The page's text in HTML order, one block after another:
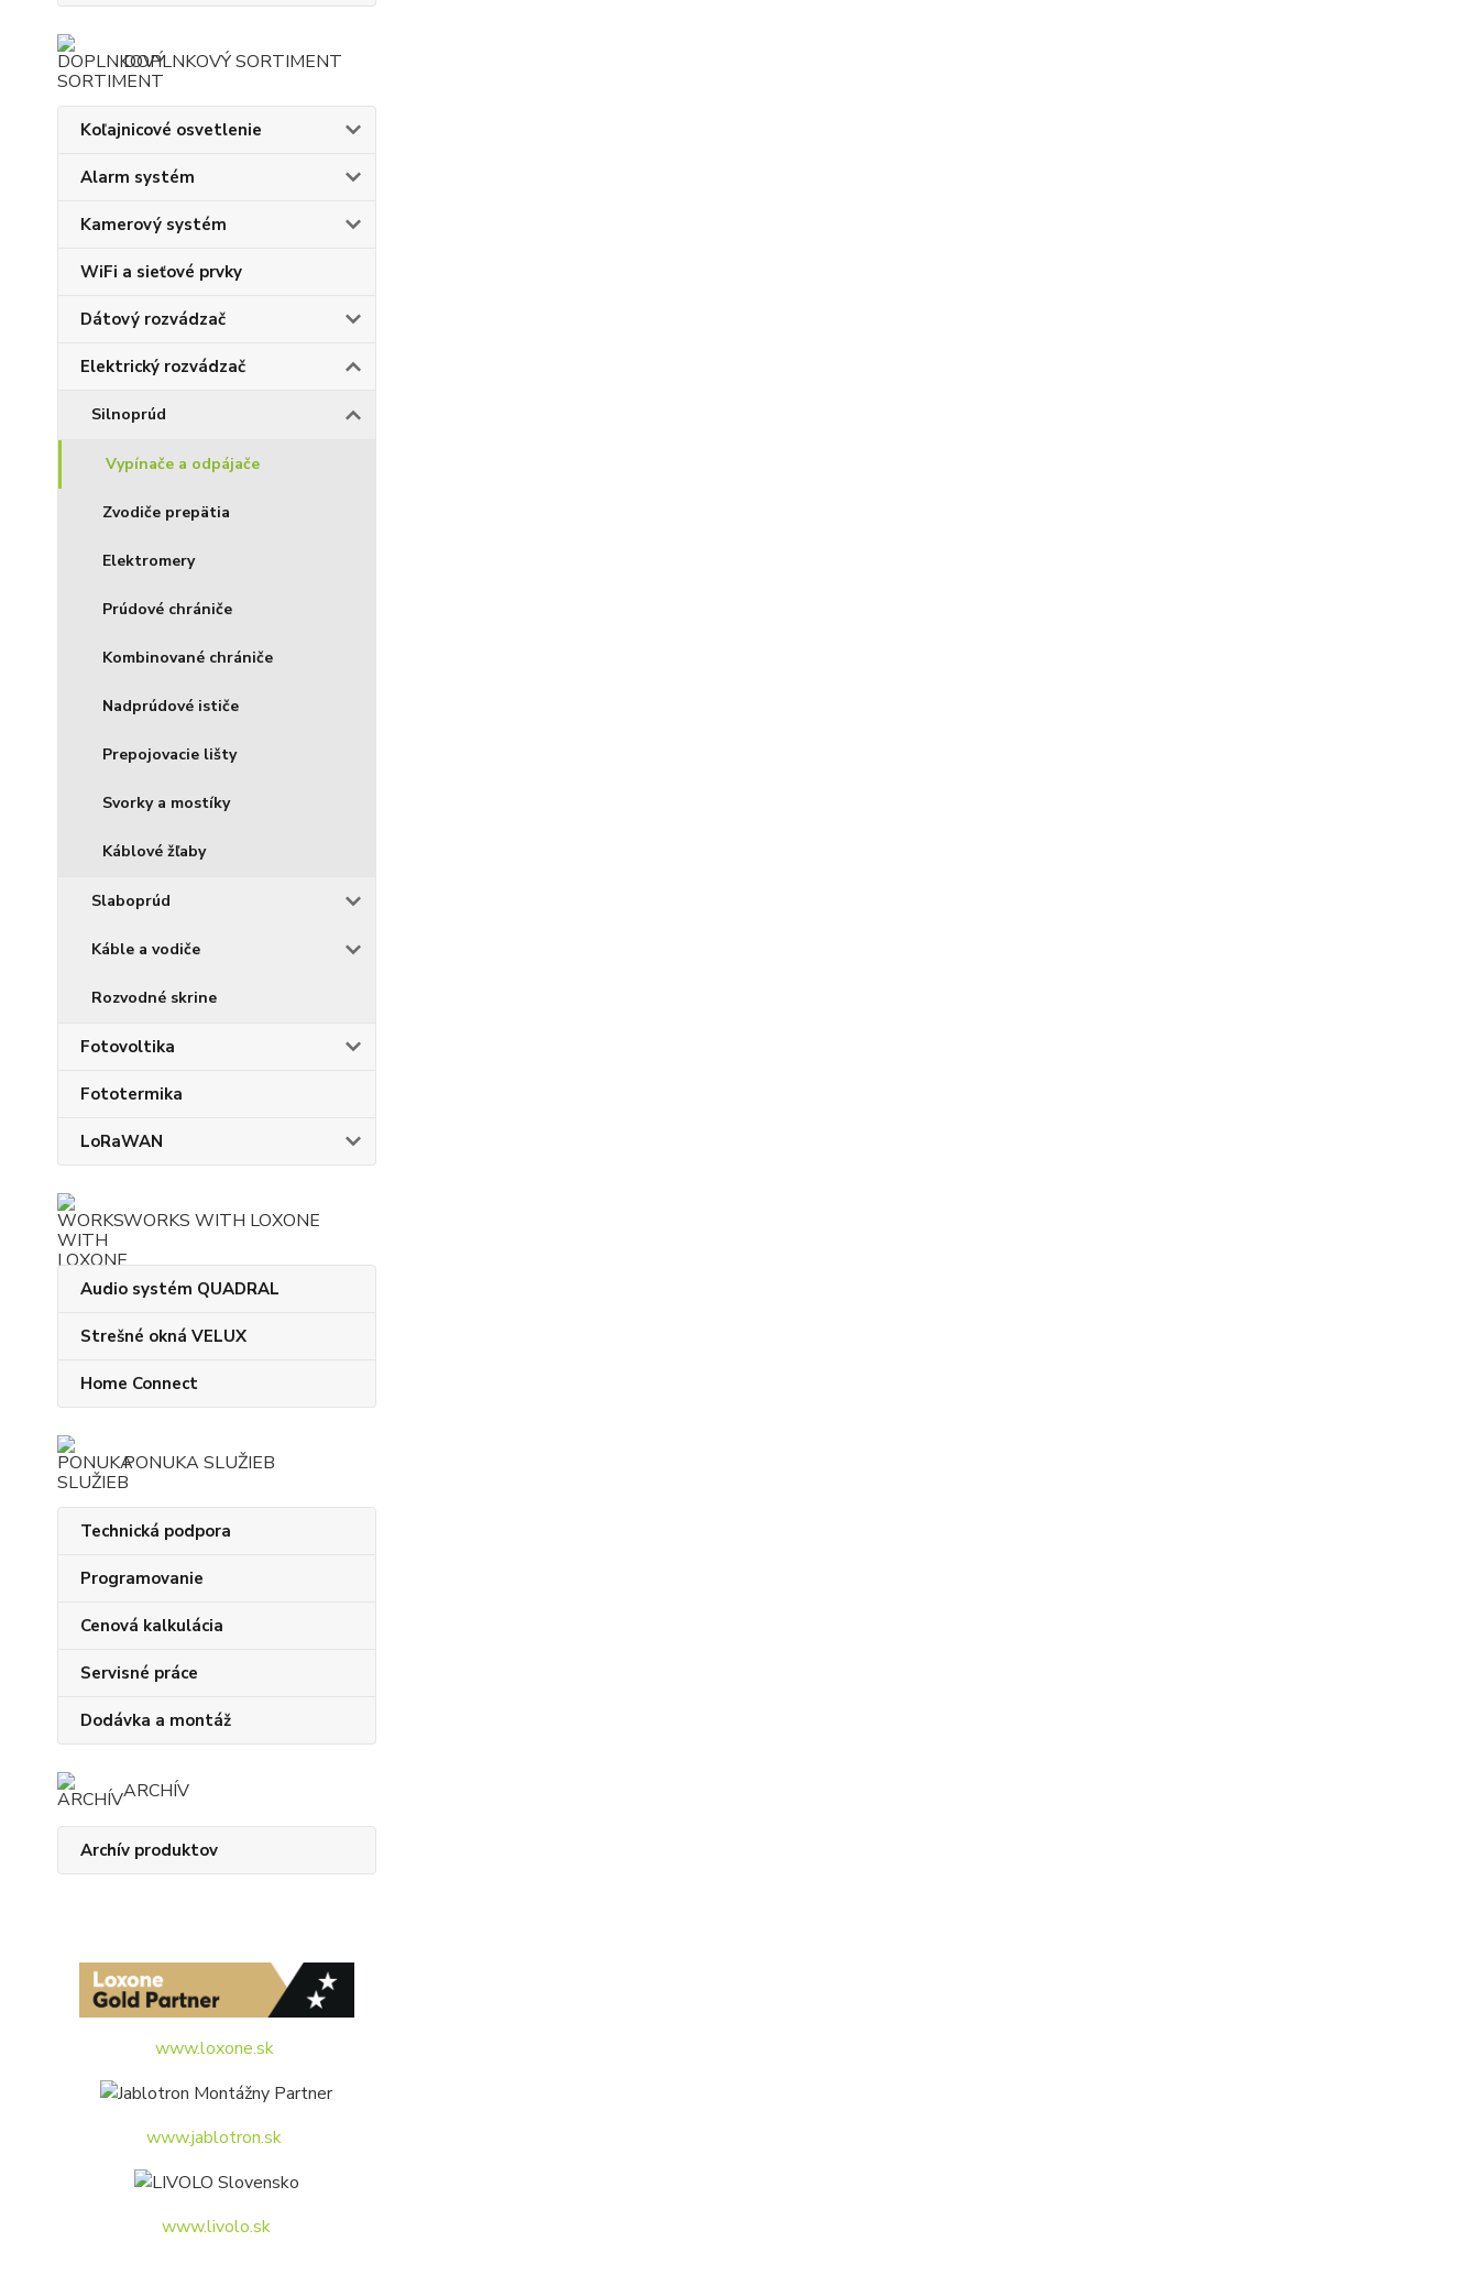
DOPLNKOVÝ SORTIMENT
Koľajnicové osvetlenie
Alarm systém
Kamerový systém
WiFi a sieťové prvky
Dátový rozvádzač
Elektrický rozvádzač
Silnoprúd
Vypínače a odpájače
Zvodiče prepätia
Elektromery
Prúdové chrániče
Kombinované chrániče
Nadprúdové ističe
Prepojovacie lišty
Svorky a mostíky
Káblové žľaby
Slaboprúd
Káble a vodiče
Rozvodné skrine
Fotovoltika
Fototermika
LoRaWAN
WORKS WITH LOXONE
Audio systém QUADRAL
Strešné okná VELUX
Home Connect
PONUKA SLUŽIEB
Technická podpora
Programovanie
Cenová kalkulácia
Servisné práce
Dodávka a montáž
ARCHÍV
Archív produktov
www.loxone.sk
www.jablotron.sk
www.livolo.sk